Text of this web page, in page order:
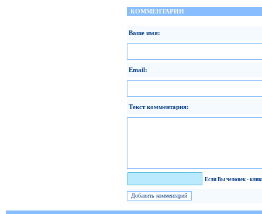
КОММЕНТАРИИ
Ваше имя:
Email:
Текст комментария:
Если Вы человек -